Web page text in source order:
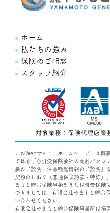
ホーム
私たちの強み
保険のご相談
スタッフ紹介
このWebサイト（ホームページ）は概
ては必ず各引受保険会社の商品パンフ
要のご説明・注意喚起情報のご説明」
契約のしおり（普通保険約款・特約）
まもと総合保険事務所または引受保険
つきましては、有限会社やまもと総合
い合わせください。
有限会社やまもと総合保険事務所は損